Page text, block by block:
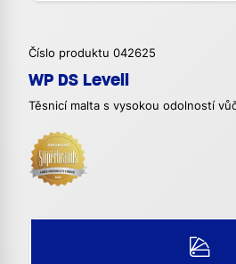
Číslo produktu 042625
WP DS Levell
Těsnicí malta s vysokou odolností